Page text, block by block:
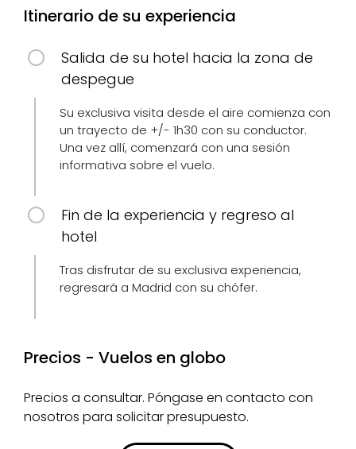
Itinerario de su experiencia
Salida de su hotel hacia la zona de
despegue
Su exclusiva visita desde el aire comienza con
un trayecto de +/- 1h30 con su conductor.
Una vez allí, comenzará con una sesión
informativa sobre el vuelo.
Fin de la experiencia y regreso al
hotel
Tras disfrutar de su exclusiva experiencia,
regresará a Madrid con su chófer.
Precios - Vuelos en globo
Precios a consultar. Póngase en contacto con
nosotros para solicitar presupuesto.